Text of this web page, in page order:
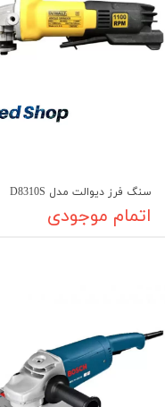
سنگ فرز دیوالت مدل D8310S
اتمام موجودی